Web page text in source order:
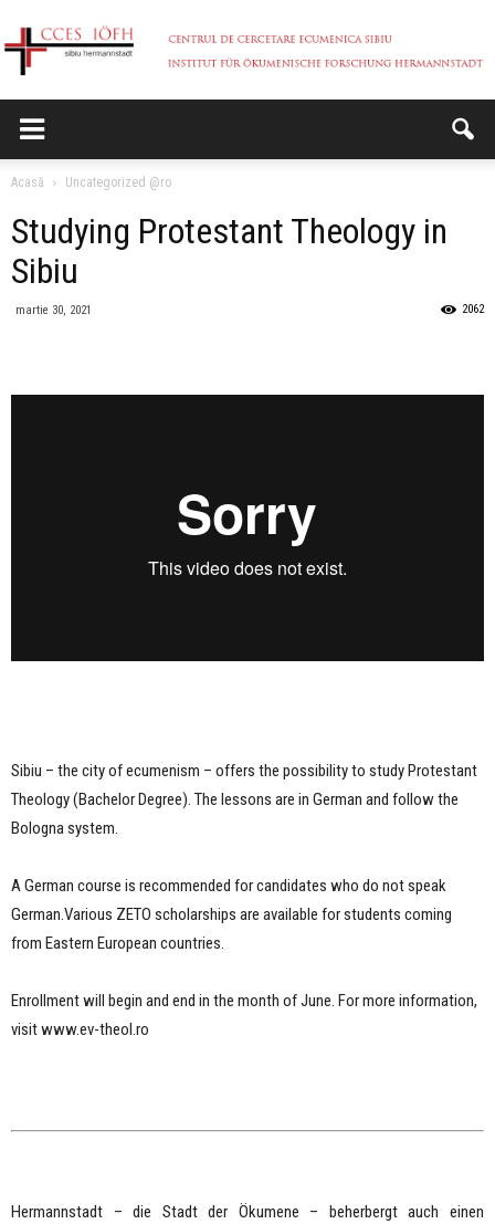
Acasă Uncategorized @ro
Studying Protestant Theology in
Sibiu
martie 30, 2021 2062
Sibiu – the city of ecumenism – offers the possibility to study Protestant
Theology (Bachelor Degree). The lessons are in German and follow the
Bologna system.
A German course is recommended for candidates who do not speak
German.Various ZETO scholarships are available for students coming
from Eastern European countries.
Enrollment will begin and end in the month of June. For more information,
visit www.ev-theol.ro
Hermannstadt – die Stadt der Ökumene – beherbergt auch einen